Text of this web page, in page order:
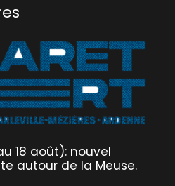
18 août): nouvel
autour de la Meuse.